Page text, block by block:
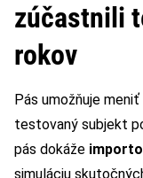
zúčastnili
rokov
Pás umožňuje
testovaný subjekt
pás dokáže
simuláciu